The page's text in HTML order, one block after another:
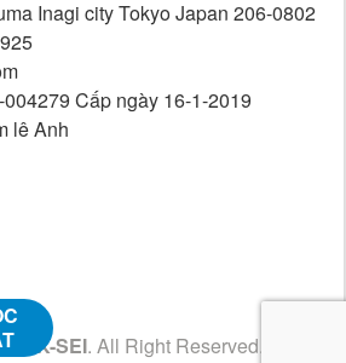
Inagi city Tokyo Japan 206-0802
Cấp ngày 16-1-2019
lê Anh
K-SEI. All Right Reserved.